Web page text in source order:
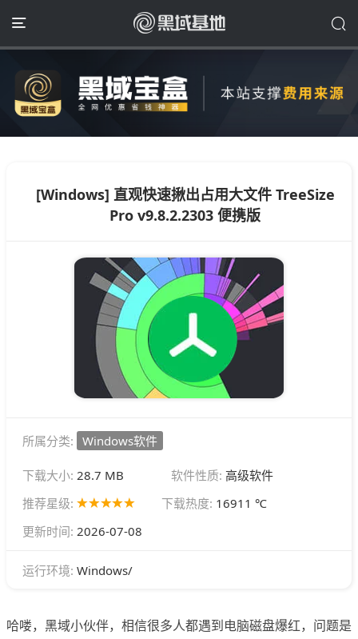
[Windows] 直观快速揪出占用大文件 TreeSize
Pro v9.8.2.2303 便携版
所属分类: Windows软件
下载大小: 28.7 MB 软件性质: 高级软件
推荐星级:
下载热度: 16911 ℃
更新时间: 2026-07-08
运行环境: Windows/
哈喽，黑域小伙伴，相信很多人都遇到电脑磁盘爆红，问题是